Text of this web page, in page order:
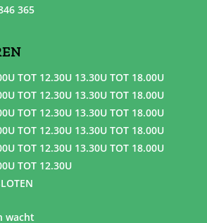
365
TOT 12.30U 13.30U TOT 18.00U
TOT 12.30U 13.30U TOT 18.00U
TOT 12.30U 13.30U TOT 18.00U
TOT 12.30U 13.30U TOT 18.00U
TOT 12.30U 13.30U TOT 18.00U
TOT 12.30U
wacht